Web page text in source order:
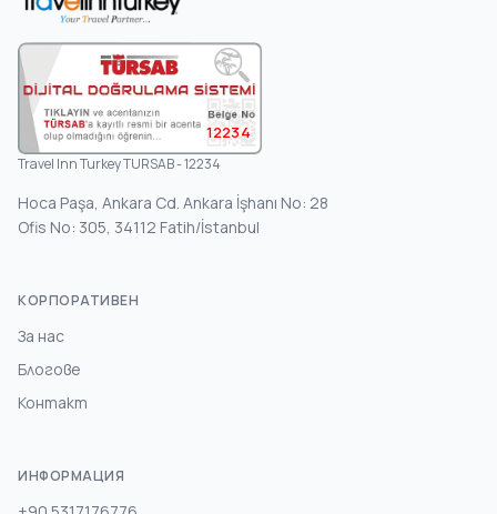
12234
Travel Inn Turkey TURSAB - 12234
Hoca Paşa, Ankara Cd. Ankara İşhanı No: 28
Ofis No: 305, 34112 Fatih/İstanbul
КОРПОРАТИВЕН
За нас
Блогове
Контакт
ИНФОРМАЦИЯ